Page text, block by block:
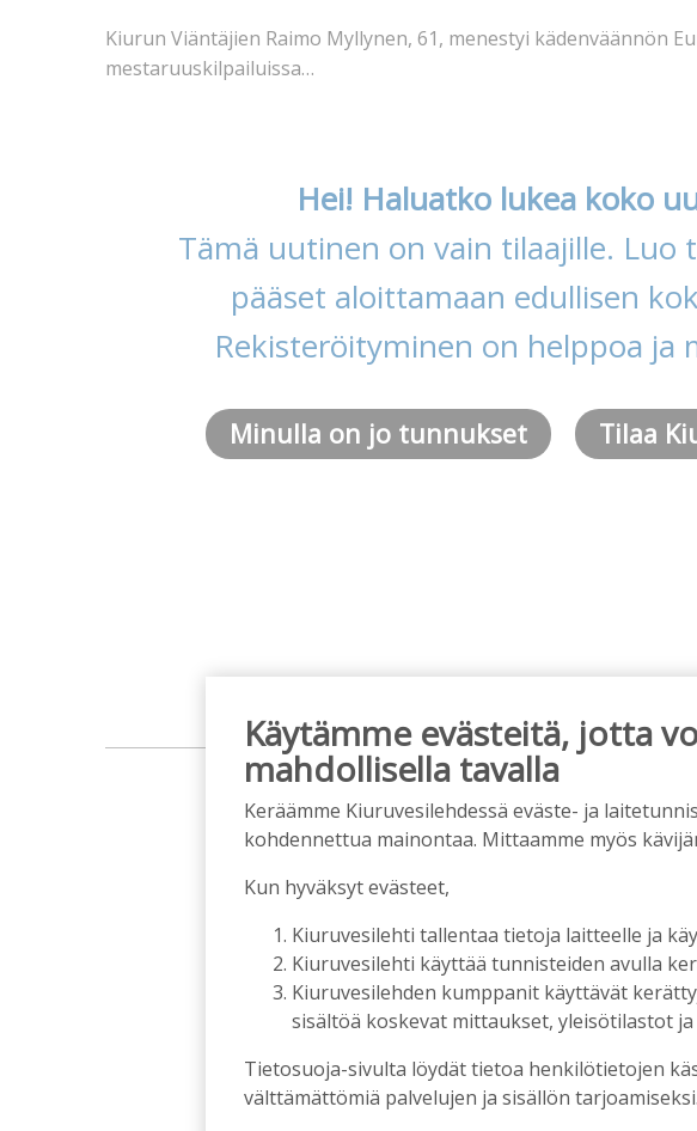
Kiurun Viäntäjien Raimo Myllynen, 61, menestyi kädenväännön
mestaruuskilpailuissa…
Hei! Haluatko lukea koko
Tämä uutinen on vain tilaajille. Luo
pääset aloittamaan edullisen
Rekisteröityminen on helppoa ja
Minulla on jo tunnukset Tilaa
mainos alkaa
Käytämme evästeitä, jotta
mahdollisella tavalla
Keräämme Kiuruvesilehdessä eväste- ja
kohdennettua mainontaa. Mittaamme myös
Kun hyväksyt evästeet,
Kiuruvesilehti tallentaa tietoja laitteelle ja
Kiuruvesilehti käyttää tunnisteiden avulla
Kiuruvesilehden kumppanit käyttävät
sisältöä koskevat mittaukset, yleisötilastot
Tietosuoja-sivulta löydät tietoa henkilötietojen
välttämättömiä palvelujen ja sisällön tarjoamiseksi.